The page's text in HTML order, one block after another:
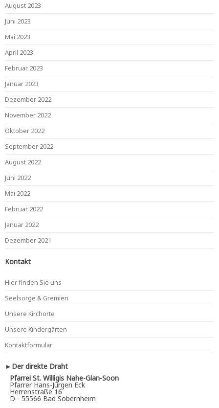
August 2023
Juni 2023
Mai 2023
April 2023
Februar 2023
Januar 2023
Dezember 2022
November 2022
Oktober 2022
September 2022
August 2022
Juni 2022
Mai 2022
Februar 2022
Januar 2022
Dezember 2021
Kontakt
Hier finden Sie uns
Seelsorge & Gremien
Unsere Kirchorte
Unsere Kindergärten
Kontaktformular
►Der direkte Draht
Pfarrei St. Willigis Nahe-Glan-Soon
Pfarrer Hans-Jürgen Eck
Herrenstraße 16
D - 55566 Bad Sobernheim